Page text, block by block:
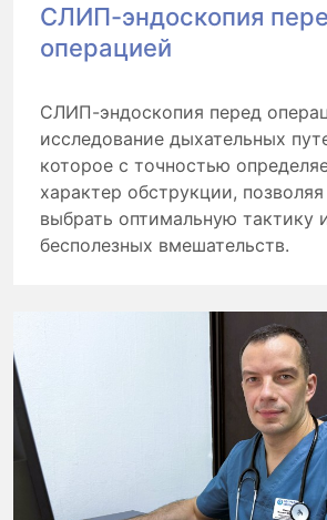
СЛИП-эндоскопия
операцией
СЛИП-эндоскопия перед
исследование дыхательных
которое с точностью
характер обструкции,
выбрать оптимальную тактику
бесполезных вмешательств.